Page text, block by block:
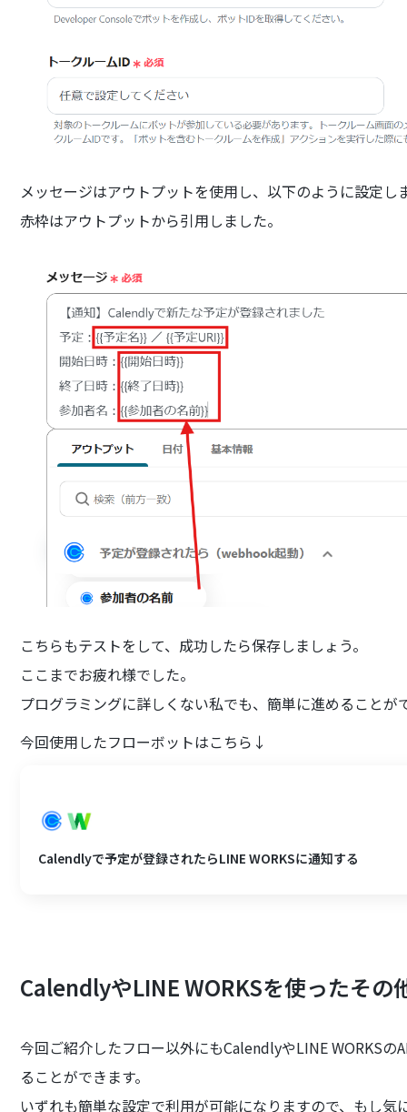
メッセージはアウトプットを使用し、以下のように設定し
赤枠はアウトプットから引用しました。
こちらもテストをして、成功したら保存しましょう。
ここまでお疲れ様でした。
プログラミングに詳しくない私でも、簡単に進めることが
今回使用したフローボットはこちら↓
Calendlyで予定が登録されたらLINE WORKSに通知する
CalendlyやLINE WORKSを使ったその
今回ご紹介したフロー以外にもCalendlyやLINE WORKS
ることができます。
いずれも簡単な設定で利用が可能になりますので、もし